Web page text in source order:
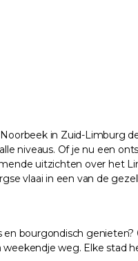
in Zuid-
niveaus. Of je nu een
uitzichten over het
vlaai in een van de
bourgondisch
weg. Elke stad